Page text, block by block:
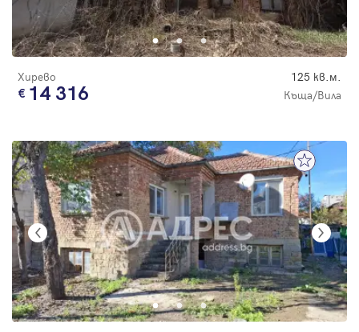
Хирево 125 кв.м.
14 316 Къща/Вила